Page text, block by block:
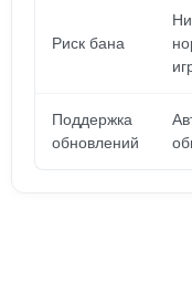
Риск бана
Поддержка
обновлений